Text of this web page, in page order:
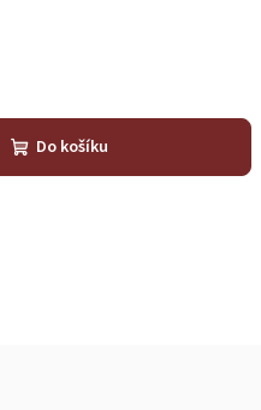
Do košíku